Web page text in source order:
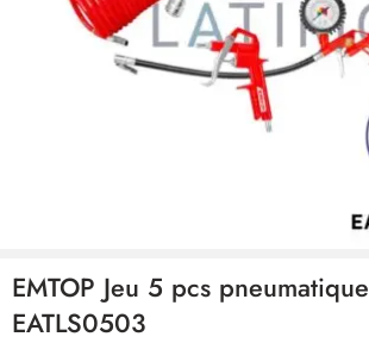
EMTOP Jeu 5 pcs pneumatique
EATLS0503